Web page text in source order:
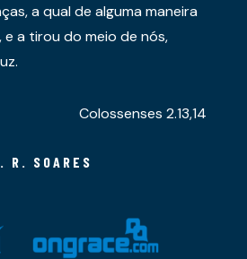
a qual de alguma maneira
a tirou do meio de nós,
Colossenses 2.13,14
R. SOARES